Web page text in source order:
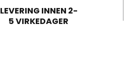
LEVERING INNEN 2-
5 VIRKEDAGER